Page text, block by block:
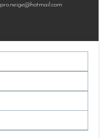
pro.neige@hotmail.com